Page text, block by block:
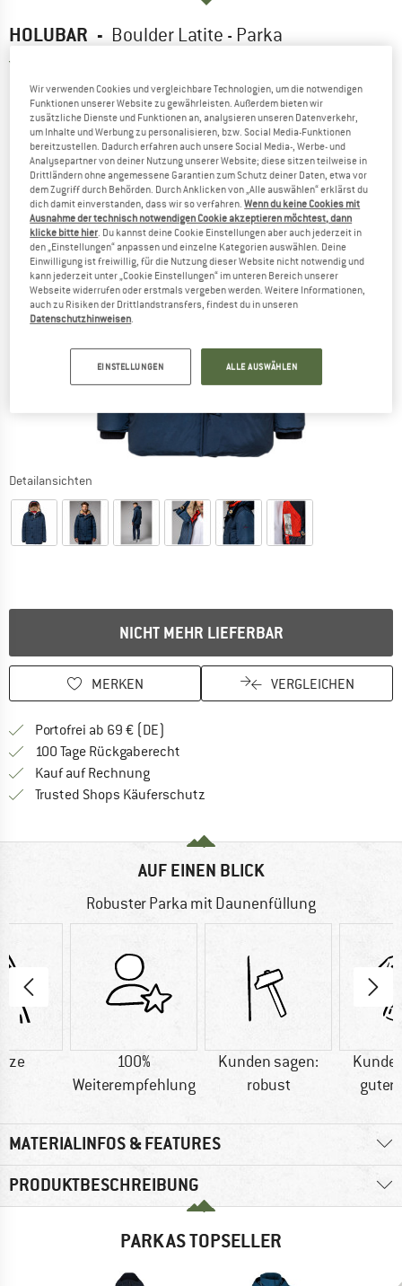
HOLUBAR - Boulder Latite - Parka
Detailansichten
NICHT MEHR LIEFERBAR
MERKEN VERGLEICHEN
Portofrei ab 69 € (DE)
100 Tage Rückgaberecht
Kauf auf RechnungFinde die Zahlungs-Infos hier! Öffnet
Trusted Shops Käuferschutz
AUF EINEN BLICK
Robuster Parka mit Daunenfüllung
100%
Weiterempfehlung
Kunden sagen:
robust
guter
MATERIALINFOS & FEATURES
PRODUKTBESCHREIBUNG
PARKAS TOPSELLER
Wir verwenden Cookies und vergleichbare Technologien, um die notwendigen
Funktionen unserer Website zu gewährleisten. Außerdem bieten wir
zusätzliche Dienste und Funktionen an, analysieren unseren Datenverkehr,
um Inhalte und Werbung zu personalisieren, bzw. Social Media-Funktionen
bereitzustellen. Dadurch erfahren auch unsere Social Media-, Werbe- und
Analysepartner von deiner Nutzung unserer Website; diese sitzen teilweise in
Drittländern ohne angemessene Garantien zum Schutz deiner Daten, etwa vor
dem Zugriff durch Behörden. Durch Anklicken von „Alle auswählen“ erklärst du
dich damit einverstanden, dass wir so verfahren.Wenn du keine Cookies mit
Ausnahme der technisch notwendigen Cookie akzeptieren möchtest, dann
klicke bitte hier. Du kannst deine Cookie Einstellungen aber auch jederzeit in
den „Einstellungen“ anpassen und einzelne Kategorien auswählen. Deine
Einwilligung ist freiwillig, für die Nutzung dieser Website nicht notwendig und
kann jederzeit unter „Cookie Einstellungen“ im unteren Bereich unserer
Webseite widerrufen oder erstmals vergeben werden. Weitere Informationen,
auch zu Risiken der Drittlandstransfers, findest du in unseren
Datenschutzhinweisen.
EINSTELLUNGEN ALLE AUSWÄHLEN